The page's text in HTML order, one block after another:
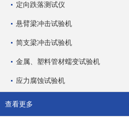
定向跌落测试仪
悬臂梁冲击试验机
简支梁冲击试验机
金属、塑料管材蠕变试验机
应力腐蚀试验机
查看更多